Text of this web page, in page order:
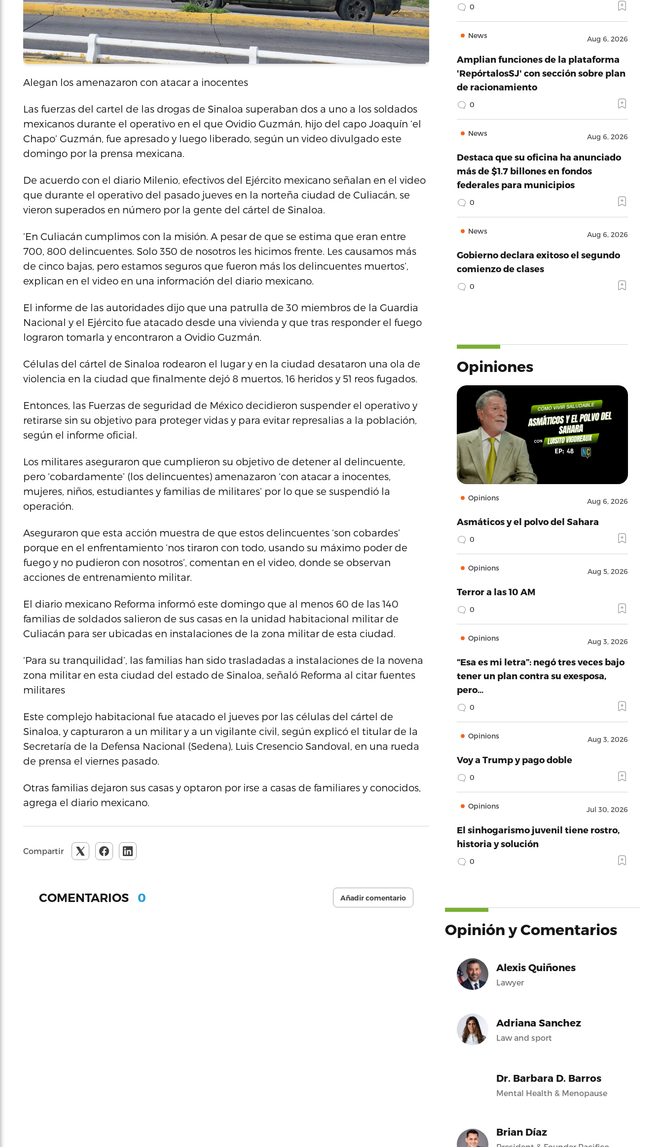
Alegan los amenazaron con atacar a inocentes
Las fuerzas del cartel de las drogas de Sinaloa superaban dos a uno a los soldados
mexicanos durante el operativo en el que Ovidio Guzmán, hijo del capo Joaquín ‘el
Chapo’ Guzmán, fue apresado y luego liberado, según un video divulgado este
domingo por la prensa mexicana.
De acuerdo con el diario Milenio, efectivos del Ejército mexicano señalan en el video
que durante el operativo del pasado jueves en la norteña ciudad de Culiacán, se
vieron superados en número por la gente del cártel de Sinaloa.
‘En Culiacán cumplimos con la misión. A pesar de que se estima que eran entre
700, 800 delincuentes. Solo 350 de nosotros les hicimos frente. Les causamos más
de cinco bajas, pero estamos seguros que fueron más los delincuentes muertos’,
explican en el video en una información del diario mexicano.
El informe de las autoridades dijo que una patrulla de 30 miembros de la Guardia
Nacional y el Ejército fue atacado desde una vivienda y que tras responder el fuego
lograron tomarla y encontraron a Ovidio Guzmán.
Células del cártel de Sinaloa rodearon el lugar y en la ciudad desataron una ola de
violencia en la ciudad que finalmente dejó 8 muertos, 16 heridos y 51 reos fugados.
Entonces, las Fuerzas de seguridad de México decidieron suspender el operativo y
retirarse sin su objetivo para proteger vidas y para evitar represalias a la población,
según el informe oficial.
Los militares aseguraron que cumplieron su objetivo de detener al delincuente,
pero ‘cobardamente’ (los delincuentes) amenazaron ‘con atacar a inocentes,
mujeres, niños, estudiantes y familias de militares’ por lo que se suspendió la
operación.
Aseguraron que esta acción muestra de que estos delincuentes ‘son cobardes’
porque en el enfrentamiento ‘nos tiraron con todo, usando su máximo poder de
fuego y no pudieron con nosotros’, comentan en el video, donde se observan
acciones de entrenamiento militar.
El diario mexicano Reforma informó este domingo que al menos 60 de las 140
familias de soldados salieron de sus casas en la unidad habitacional militar de
Culiacán para ser ubicadas en instalaciones de la zona militar de esta ciudad.
‘Para su tranquilidad’, las familias han sido trasladadas a instalaciones de la novena
zona militar en esta ciudad del estado de Sinaloa, señaló Reforma al citar fuentes
militares
Este complejo habitacional fue atacado el jueves por las células del cártel de
Sinaloa, y capturaron a un militar y a un vigilante civil, según explicó el titular de la
Secretaría de la Defensa Nacional (Sedena), Luis Cresencio Sandoval, en una rueda
de prensa el viernes pasado.
Otras familias dejaron sus casas y optaron por irse a casas de familiares y conocidos,
agrega el diario mexicano.
Compartir
COMENTARIOS 0 Añadir comentario
0
News Aug 6, 2026
Amplian funciones de la plataforma
'RepórtalosSJ' con sección sobre plan
de racionamiento
0
News Aug 6, 2026
Destaca que su oficina ha anunciado
más de $1.7 billones en fondos
federales para municipios
0
News Aug 6, 2026
Gobierno declara exitoso el segundo
comienzo de clases
0
Opiniones
Opinions Aug 6, 2026
Asmáticos y el polvo del Sahara
0
Opinions Aug 5, 2026
Terror a las 10 AM
0
Opinions Aug 3, 2026
“Esa es mi letra”: negó tres veces bajo
tener un plan contra su exesposa,
pero…
0
Opinions Aug 3, 2026
Voy a Trump y pago doble
0
Opinions Jul 30, 2026
El sinhogarismo juvenil tiene rostro,
historia y solución
0
Opinión y Comentarios
Alexis Quiñones
Lawyer
Adriana Sanchez
Law and sport
Dr. Barbara D. Barros
Mental Health & Menopause
Brian Díaz